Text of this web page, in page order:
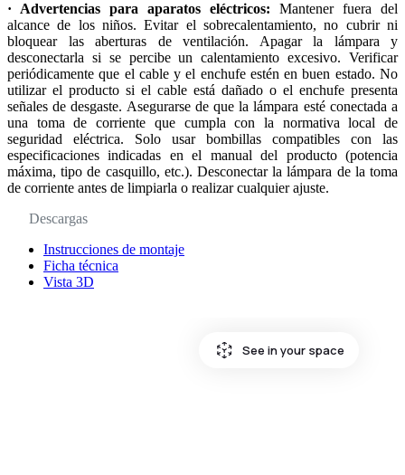
· Advertencias para aparatos eléctricos: Mantener fuera del
alcance de los niños. Evitar el sobrecalentamiento, no cubrir ni
bloquear las aberturas de ventilación. Apagar la lámpara y
desconectarla si se percibe un calentamiento excesivo. Verificar
periódicamente que el cable y el enchufe estén en buen estado. No
utilizar el producto si el cable está dañado o el enchufe presenta
señales de desgaste. Asegurarse de que la lámpara esté conectada a
una toma de corriente que cumpla con la normativa local de
seguridad eléctrica. Solo usar bombillas compatibles con las
especificaciones indicadas en el manual del producto (potencia
máxima, tipo de casquillo, etc.). Desconectar la lámpara de la toma
de corriente antes de limpiarla o realizar cualquier ajuste.
Descargas
Instrucciones de montaje
Ficha técnica
Vista 3D